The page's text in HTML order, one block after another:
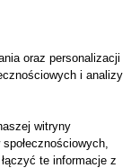
oraz personalizacji
i analizy
witryny
te informacje z